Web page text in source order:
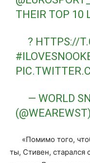
THEIR TOP 10
? HTTPS://
— WORLD
(@WEAREWST)
«Помимо того,
ты, Стивен, старался